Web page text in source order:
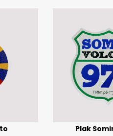
Plak